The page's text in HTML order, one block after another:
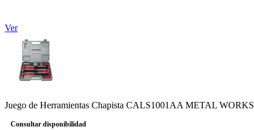
Ver
Juego de Herramientas Chapista CALS1001AA METAL WORKS
Consultar disponibilidad